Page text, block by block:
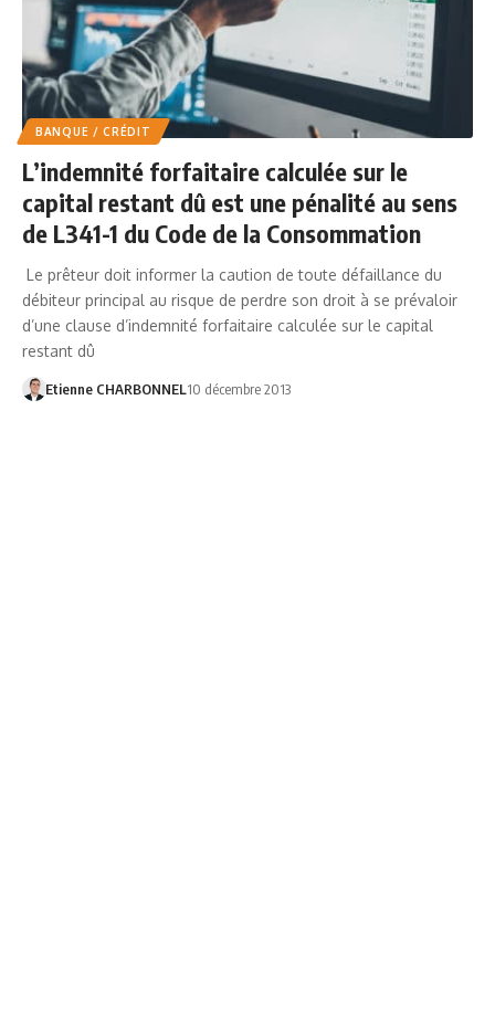
BANQUE / CRÉDIT
L’indemnité forfaitaire calculée sur le
capital restant dû est une pénalité au sens
de L341-1 du Code de la Consommation
Le prêteur doit informer la caution de toute défaillance du
débiteur principal au risque de perdre son droit à se prévaloir
d’une clause d’indemnité forfaitaire calculée sur le capital
restant dû
Etienne CHARBONNEL10 décembre 2013